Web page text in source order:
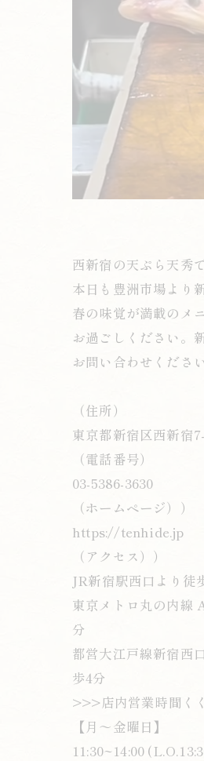
西新宿の天ぷら天秀
本日も豊洲市場より
春の味覚が満載のメ
お過ごしください。
お問い合わせください
（住所）
東京都新宿区西新宿
（電話番号）
03-5386-3630
（ホームページ））
https://tenhide.jp
（アクセス））
JR新宿駅西口より徒
東京メトロ丸の内線
分
都営大江戸線新宿西
歩4分
>>>店内営業時間く
【月～金曜日】
11:30~14:00